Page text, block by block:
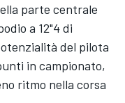
parte centrale
a 12"4 di
del pilota
in campionato,
ritmo nella corsa